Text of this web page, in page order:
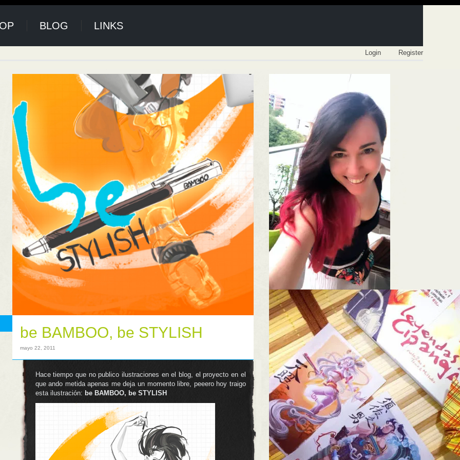
BLOG LINKS
Login Register
be BAMBOO, be STYLISH
mayo 22, 2011
Hace tiempo que no publico ilustraciones en el blog, el proyecto en el
que ando metida apenas me deja un momento libre, peeero hoy traigo
esta ilustración: be BAMBOO, be STYLISH